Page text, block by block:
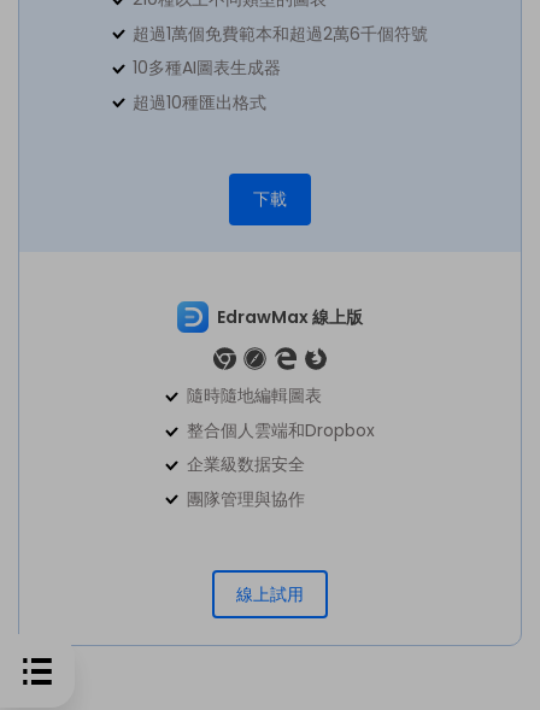
超過1萬個免費範本和超過2萬6千個符號
10多種AI圖表生成器
超過10種匯出格式
下載
EdrawMax 線上版
隨時隨地編輯圖表
整合個人雲端和Dropbox
企業級数据安全
團隊管理與協作
線上試用